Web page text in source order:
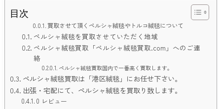
目次
買取させて頂くペルシャ絨毯やトルコ絨毯について
ペルシャ絨毯を買取させていただく地域
ペルシャ絨毯買取「ペルシャ絨毯買取.com」へのご連
絡
ペルシャ絨毯買取国内で一番高く買取します。
ペルシャ絨毯買取は「港区絨毯」にお任せ下さい。
出張・宅配にて、ペルシャ絨毯を買取り致します。
0 レビュー